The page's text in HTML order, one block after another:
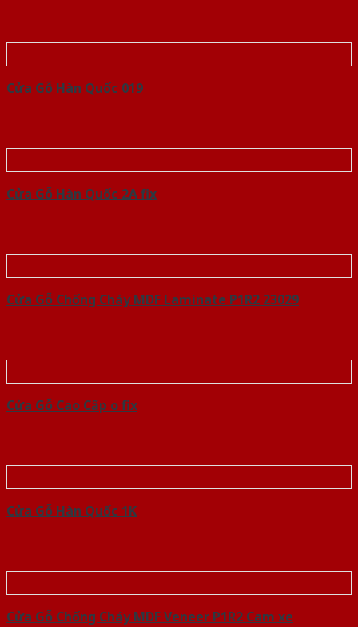
Cửa Gỗ Hàn Quốc 019
Cửa Gỗ Hàn Quốc 2A fix
Cửa Gỗ Chống Cháy MDF Laminate P1R2 23029
Cửa Gỗ Cao Cấp o fix
Cửa Gỗ Hàn Quốc 1K
Cửa Gỗ Chống Cháy MDF Veneer P1R2 Cam xe